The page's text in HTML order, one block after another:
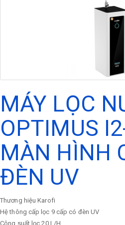
MÁY LỌC
OPTIMUS
MÀN HÌNH
ĐÈN UV
Thương hiệu Karofi
Hệ thông cấp lọc 9 cấp có đèn UV
Công suất lọc 20 L/H